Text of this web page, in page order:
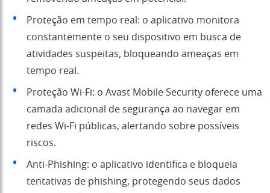
Proteção em tempo real: o aplicativo monitora
constantemente o seu dispositivo em busca de
atividades suspeitas, bloqueando ameaças em
tempo real.
Proteção Wi-Fi: o Avast Mobile Security oferece uma
camada adicional de segurança ao navegar em
redes Wi-Fi públicas, alertando sobre possíveis
riscos.
Anti-Phishing: o aplicativo identifica e bloqueia
tentativas de phishing, protegendo seus dados